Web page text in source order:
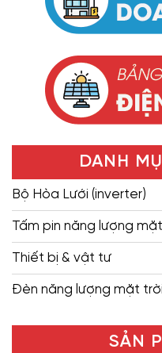
DANH
Bộ Hòa Lưới (inverter)
Tấm pin năng lượng
Thiết bị & vật tư
Đèn năng lượng mặt trời
SẢN